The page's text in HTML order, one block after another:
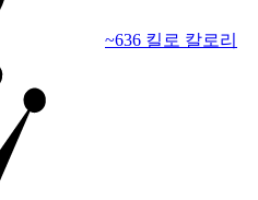
~636 킬로 칼로리